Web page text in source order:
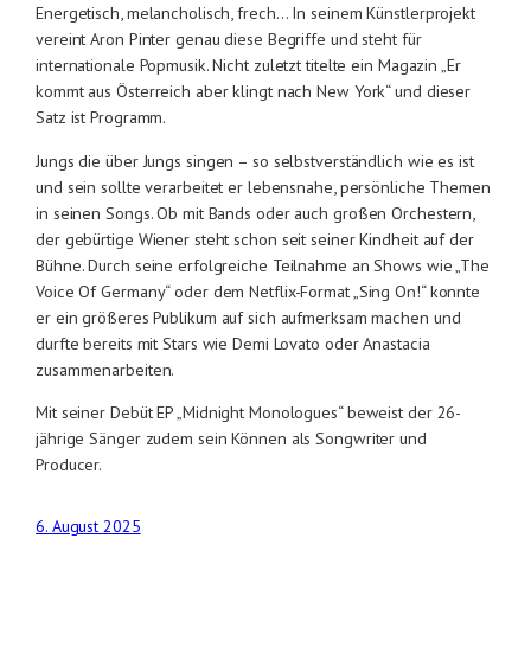
Energetisch, melancholisch, frech… In seinem Künstlerprojekt
vereint Aron Pinter genau diese Begriffe und steht für
internationale Popmusik. Nicht zuletzt titelte ein Magazin „Er
kommt aus Österreich aber klingt nach New York“ und dieser
Satz ist Programm.
Jungs die über Jungs singen – so selbstverständlich wie es ist
und sein sollte verarbeitet er lebensnahe, persönliche Themen
in seinen Songs. Ob mit Bands oder auch großen Orchestern,
der gebürtige Wiener steht schon seit seiner Kindheit auf der
Bühne. Durch seine erfolgreiche Teilnahme an Shows wie „The
Voice Of Germany“ oder dem Netflix-Format „Sing On!“ konnte
er ein größeres Publikum auf sich aufmerksam machen und
durfte bereits mit Stars wie Demi Lovato oder Anastacia
zusammenarbeiten.
Mit seiner Debüt EP „Midnight Monologues“ beweist der 26-
jährige Sänger zudem sein Können als Songwriter und
Producer.
6. August 2025